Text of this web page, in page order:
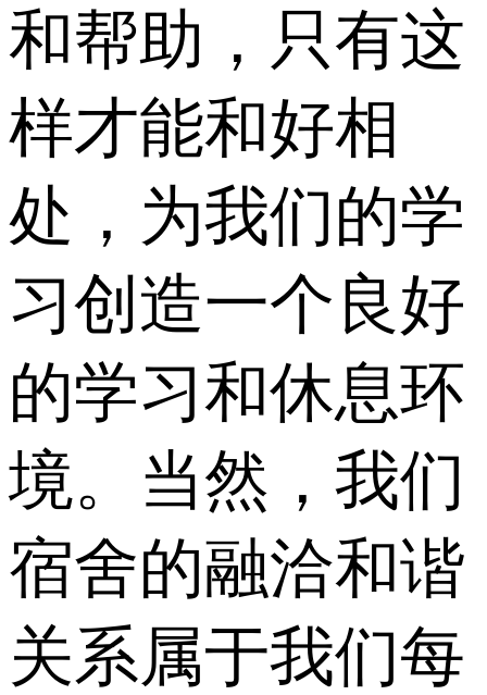
和帮助，只有这
样才能和好相
处，为我们的学
习创造一个良好
的学习和休息环
境。当然，我们
宿舍的融洽和谐
关系属于我们每